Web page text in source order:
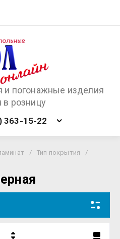
и погонажные изделия
в розницу
363-15-22
/ Тип покрытия
/